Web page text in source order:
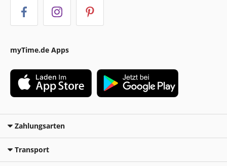
myTime.de Apps
Zahlungsarten
Transport